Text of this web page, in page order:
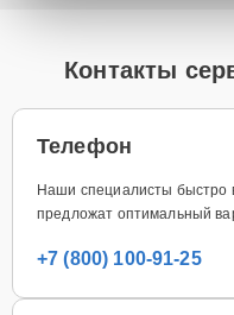
Контакты
Телефон
Наши специалисты быстро
предложат оптимальный
+7 (800) 100-91-25